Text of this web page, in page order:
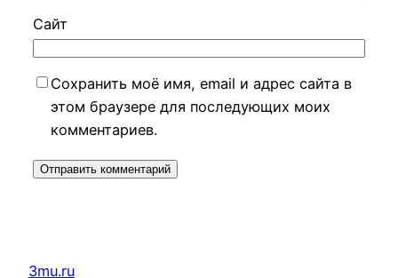
Сайт
Сохранить моё имя, email и адрес сайта в
этом браузере для последующих моих
комментариев.
3mu.ru